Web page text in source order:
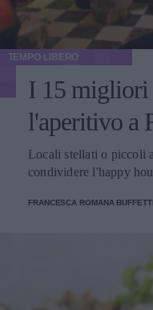
TEMPO LIBERO
I 15 migliori
l'aperitivo a
Locali stellati o piccoli
condividere l'happy
FRANCESCA ROMANA BUFFETTI